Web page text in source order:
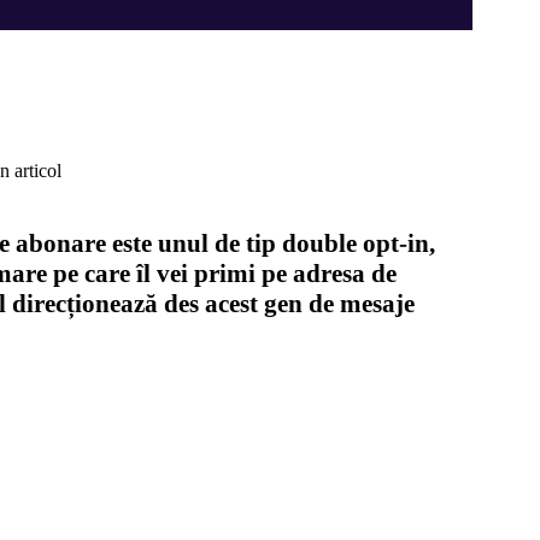
articol
abonare este unul de tip double opt-in,
pe care îl vei primi pe adresa de
des acest gen de mesaje